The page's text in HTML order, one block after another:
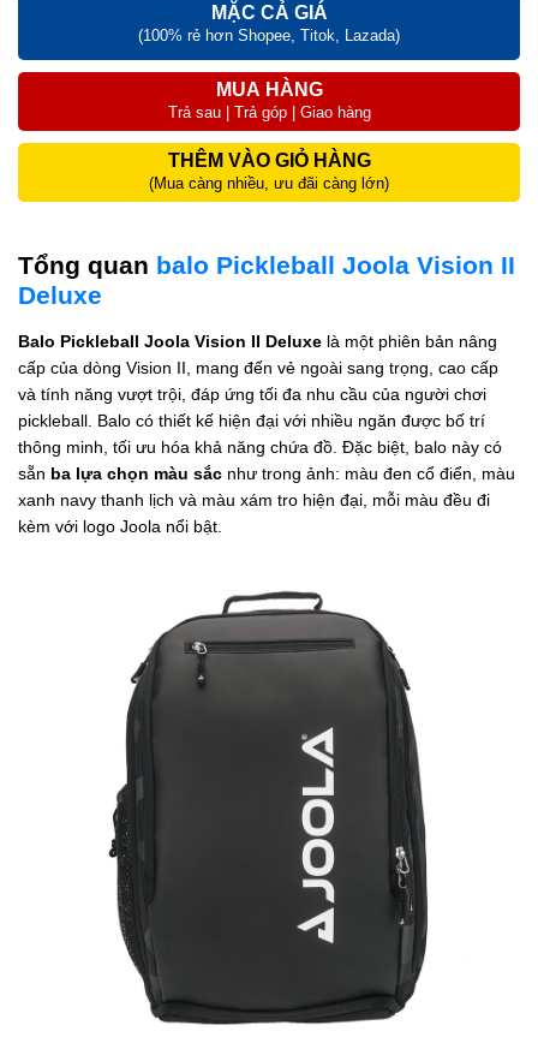
MẶC CẢ GIÁ
(100% rẻ hơn Shopee, Titok, Lazada)
MUA HÀNG
Trả sau | Trả góp | Giao hàng
THÊM VÀO GIỎ HÀNG
(Mua càng nhiều, ưu đãi càng lớn)
Tổng quan balo Pickleball Joola Vision II
Deluxe
Balo Pickleball Joola Vision II Deluxe là một phiên bản nâng
cấp của dòng Vision II, mang đến vẻ ngoài sang trọng, cao cấp
và tính năng vượt trội, đáp ứng tối đa nhu cầu của người chơi
pickleball. Balo có thiết kế hiện đại với nhiều ngăn được bố trí
thông minh, tối ưu hóa khả năng chứa đồ. Đặc biệt, balo này có
sẵn ba lựa chọn màu sắc như trong ảnh: màu đen cổ điển, màu
xanh navy thanh lịch và màu xám tro hiện đại, mỗi màu đều đi
kèm với logo Joola nổi bật.